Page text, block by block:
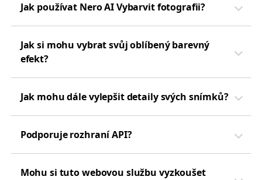
Jak používat Nero AI Vybarvit fotografii?
Jak si mohu vybrat svůj oblíbený barevný
efekt?
Jak mohu dále vylepšit detaily svých snímků?
Podporuje rozhraní API?
Mohu si tuto webovou službu vyzkoušet